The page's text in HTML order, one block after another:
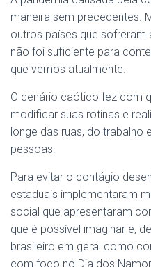
maneira sem precedentes.
outros países que sofreram
não foi suficiente para
que vemos atualmente.
O cenário caótico fez com
modificar suas rotinas e
longe das ruas, do trabalho
pessoas.
Para evitar o contágio
estaduais implementaram
social que apresentaram
que é possível imaginar e,
brasileiro em geral como
com foco no Dia dos